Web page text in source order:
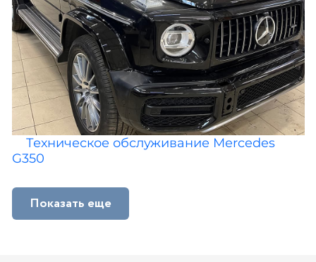
Техническое обслуживание Mercedes
G350
Показать еще